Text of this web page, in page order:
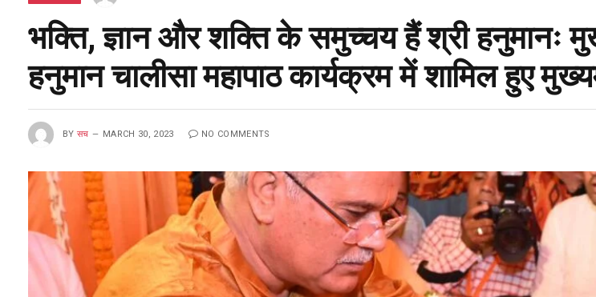
भक्ति, ज्ञान और शक्ति के समुच्चय हैं श्री हनुमानः
हनुमान चालीसा महापाठ कार्यक्रम में शामिल हुए
BY सच MARCH 30, 2023 NO COMMENTS